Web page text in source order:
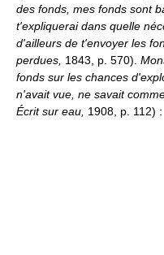
des fonds, mes fonds sont
t'expliquerai dans quelle
d'ailleurs de t'envoyer les
perdues, 1843, p. 570).
fonds sur les chances
n'avait vue, ne savait
Écrit sur eau, 1908, p. 112) :